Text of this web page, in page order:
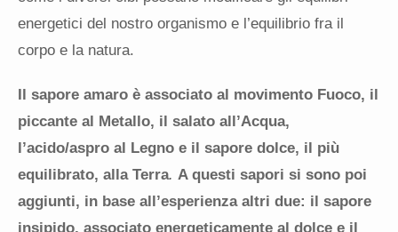
energetici del nostro organismo e l’equilibrio fra il
corpo e la natura.
Il sapore amaro è associato al movimento Fuoco, il
piccante al Metallo, il salato all’Acqua,
l’acido/aspro al Legno e il sapore dolce, il più
equilibrato, alla Terra. A questi sapori si sono poi
aggiunti, in base all’esperienza altri due: il sapore
insipido, associato energeticamente al dolce e il